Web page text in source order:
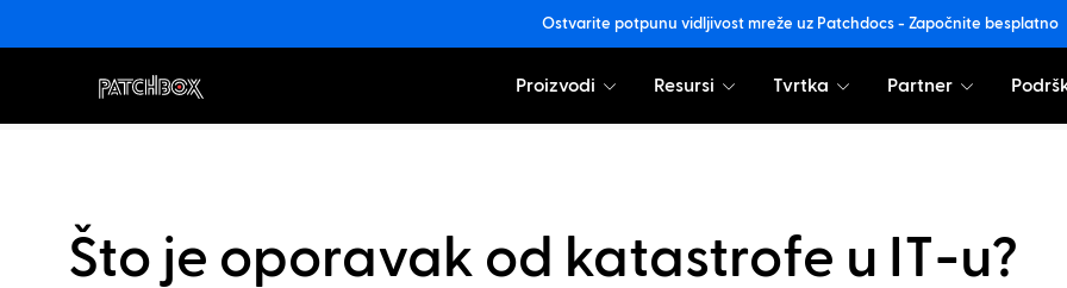
Ostvarite potpunu vidljivost mreže uz Patchdocs - Započnite besplatno
Proizvodi Resursi Tvrtka Partner
Što je oporavak od katastrofe u IT-u?